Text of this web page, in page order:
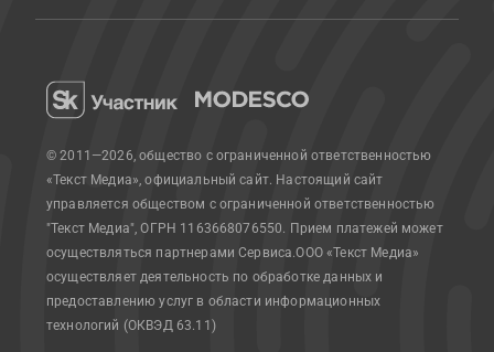
© 2011—2026, общество с ограниченной ответственностью
«Текст Медиа», официальный сайт. Настоящий сайт
управляется обществом с ограниченной ответственностью
"Текст Медиа", ОГРН 1163668076550. Прием платежей может
осуществляться партнерами Сервиса.ООО «Текст Медиа»
осуществляет деятельность по обработке данных и
предоставлению услуг в области информационных
технологий (ОКВЭД 63.11)